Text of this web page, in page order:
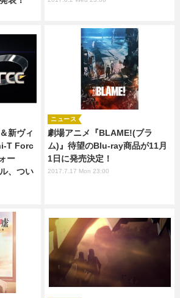
新ヴィ
T Forc
ー
、つい
劇場アニメ『BLAME!(ブラ
ム)』待望のBlu-ray商品が11月
1日に発売決定！
ニュース
2017.7.17 Mon 23:00